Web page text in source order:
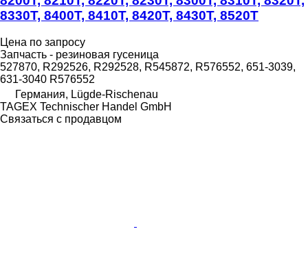
8330T, 8400T, 8410T, 8420T, 8430T, 8520T
Цена по запросу
Запчасть - резиновая гусеница
527870, R292526, R292528, R545872, R576552, 651-3039,
631-3040 R576552
Германия, Lügde-Rischenau
TAGEX Technischer Handel GmbH
Связаться с продавцом